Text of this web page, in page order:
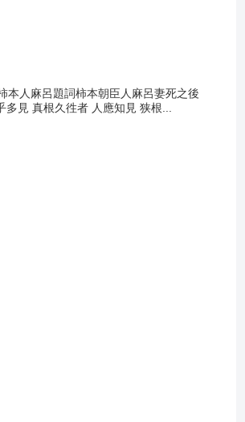
本人麻呂題詞柿本朝臣人麻呂妻死之後
見 真根久徃者 人應知見 狭根...